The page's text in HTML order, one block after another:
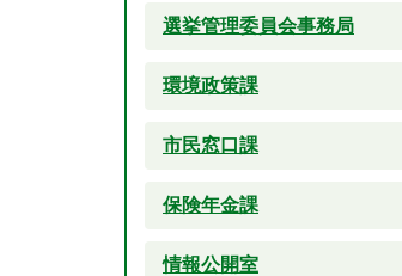
選挙管理委員会事務局
環境政策課
市民窓口課
保険年金課
情報公開室